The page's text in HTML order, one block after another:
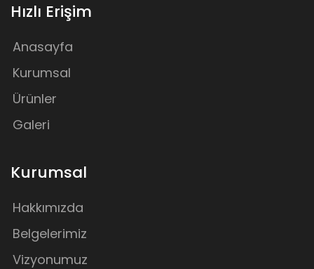
Hızlı Erişim
Anasayfa
Kurumsal
Ürünler
Galeri
Kurumsal
Hakkımızda
Belgelerimiz
Vizyonumuz